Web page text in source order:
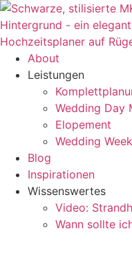
Zum
Inhalt
springen
About
Leistungen
Wedding Day
Elopement
Wedding
Blog
Inspirationen
Wissenswertes
Video:
Wann sollte